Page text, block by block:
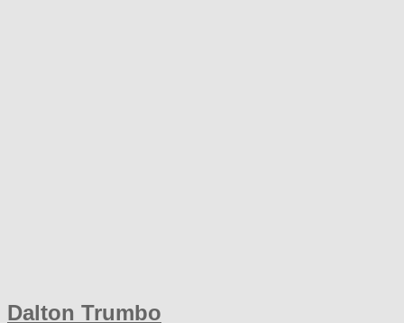
Dalton Trumbo